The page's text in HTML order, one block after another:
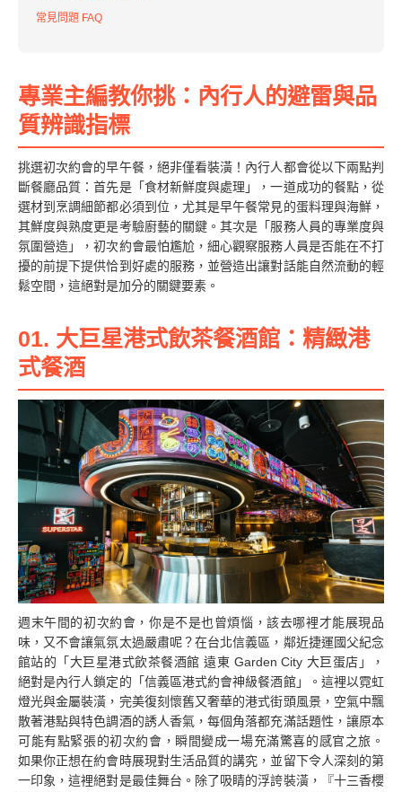
常見問題 FAQ
專業主編教你挑：內行人的避雷與品
質辨識指標
挑選初次約會的早午餐，絕非僅看裝潢！內行人都會從以下兩點判
斷餐廳品質：首先是「食材新鮮度與處理」，一道成功的餐點，從
選材到烹調細節都必須到位，尤其是早午餐常見的蛋料理與海鮮，
其鮮度與熟度更是考驗廚藝的關鍵。其次是「服務人員的專業度與
氛圍營造」，初次約會最怕尷尬，細心觀察服務人員是否能在不打
擾的前提下提供恰到好處的服務，並營造出讓對話能自然流動的輕
鬆空間，這絕對是加分的關鍵要素。
01. 大巨星港式飲茶餐酒館：精緻港
式餐酒
週末午間的初次約會，你是不是也曾煩惱，該去哪裡才能展現品
味，又不會讓氣氛太過嚴肅呢？在台北信義區，鄰近捷運國父紀念
館站的「大巨星港式飲茶餐酒館 遠東 Garden City 大巨蛋店」，
絕對是內行人鎖定的「信義區港式約會神級餐酒館」。這裡以霓虹
燈光與金屬裝潢，完美復刻懷舊又奢華的港式街頭風景，空氣中飄
散著港點與特色調酒的誘人香氣，每個角落都充滿話題性，讓原本
可能有點緊張的初次約會，瞬間變成一場充滿驚喜的感官之旅。
如果你正想在約會時展現對生活品質的講究，並留下令人深刻的第
一印象，這裡絕對是最佳舞台。除了吸睛的浮誇裝潢，『十三香櫻